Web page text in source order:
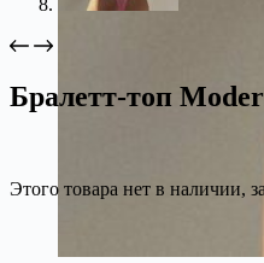
Бралетт-топ
Этого товара нет в наличии,